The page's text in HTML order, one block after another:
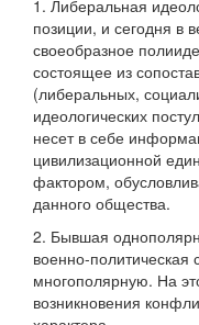
1. Либеральная
позиции, и сегодня в
своеобразное
состоящее из
(либеральных,
идеологических
несет в себе
цивилизационной
фактором,
данного общества.
2. Бывшая
военно-
многополярную. На
возникновения